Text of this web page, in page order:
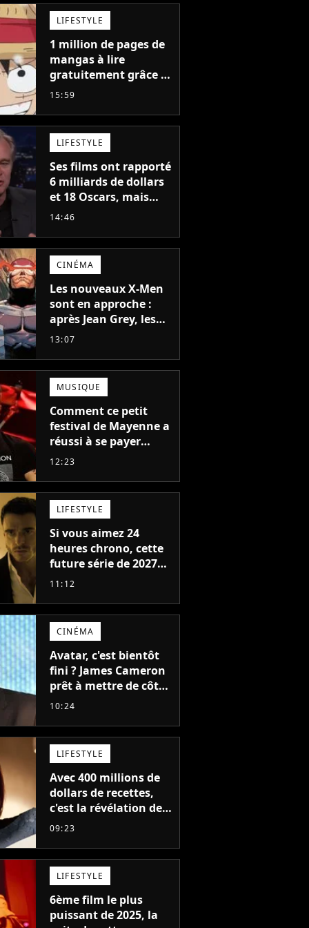
LIFESTYLE
1 million de pages de
mangas à lire
gratuitement grâce à
la Shueisha : je vous
jamais sortis en
France à découvrir
absolument
15:59
LIFESTYLE
Ses films ont rapporté
6 milliards de dollars
et 18 Oscars, mais
Christopher Nolan a
genre de films très
particulier
14:46
CINÉMA
Les nouveaux X-Men
sont en approche :
après Jean Grey, les
acteurs qui vont jouer
Cyclope trouvés !
13:07
MUSIQUE
Comment ce petit
festival de Mayenne a
réussi à se payer
Robbie Williams, Jul et
12:23
LIFESTYLE
Si vous aimez 24
heures chrono, cette
future série de 2027
va devenir votre
11:12
CINÉMA
Avatar, c'est bientôt
fini ? James Cameron
prêt à mettre de côté
sa saga de science-
de recettes
10:24
LIFESTYLE
Avec 400 millions de
dollars de recettes,
c'est la révélation de
2026 au cinéma : cette
remplacer Jennifer
Lawrence chez Marvel
09:23
LIFESTYLE
6ème film le plus
puissant de 2025, la